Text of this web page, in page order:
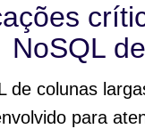
NoSQL
de colunas
para